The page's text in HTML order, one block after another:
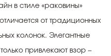
в стиле «раковины»
от традиционных
колонок. Элегантные
привлекают взор –